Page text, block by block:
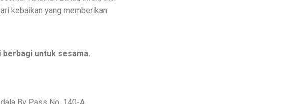
kebaikan yang memberikan
berbagi untuk sesama.